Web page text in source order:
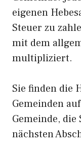
eigenen
Steuer zu
mit dem
multipliziert.
Sie finden die
Gemeinden
Gemeinde,
nächsten